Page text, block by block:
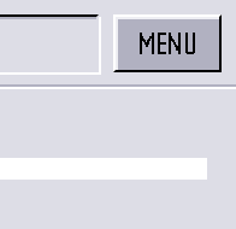
MENU